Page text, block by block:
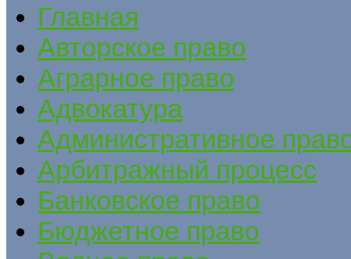
Главная
Авторское право
Аграрное право
Адвокатура
Административное
Арбитражный процесс
Банковское право
Бюджетное право